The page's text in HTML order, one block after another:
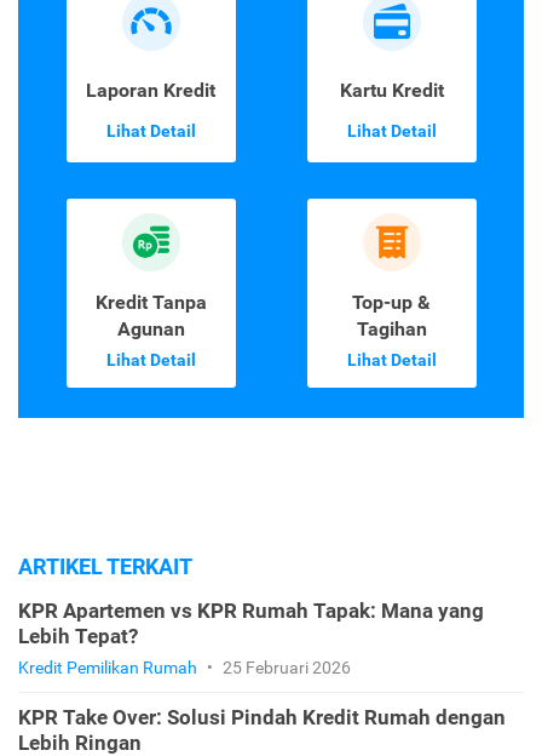
Laporan Kredit
Lihat Detail
Kartu Kredit
Lihat Detail
Kredit Tanpa
Agunan
Lihat Detail
Top-up &
Tagihan
Lihat Detail
ARTIKEL TERKAIT
KPR Apartemen vs KPR Rumah Tapak: Mana yang
Lebih Tepat?
Kredit Pemilikan Rumah • 25 Februari 2026
KPR Take Over: Solusi Pindah Kredit Rumah dengan
Lebih Ringan